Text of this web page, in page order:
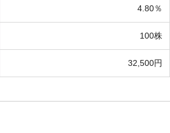
4.80％
100株
32,500円